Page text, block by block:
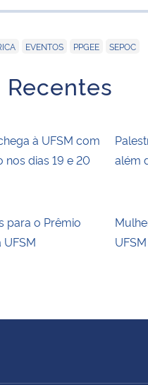
EVENTOS PPGEE SEPOC
à UFSM com
nos dias 19 e 20
além
para o Prêmio